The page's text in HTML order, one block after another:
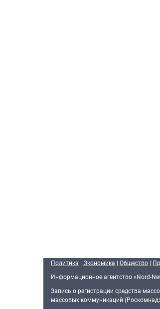
Политика | Экономика | Общество |
Информационное агентство «Nord-
Запись о регистрации средства
массовых коммуникаций